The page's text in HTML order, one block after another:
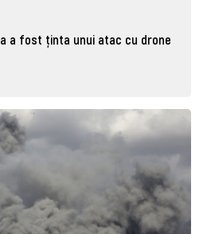
a fost ținta unui atac cu drone